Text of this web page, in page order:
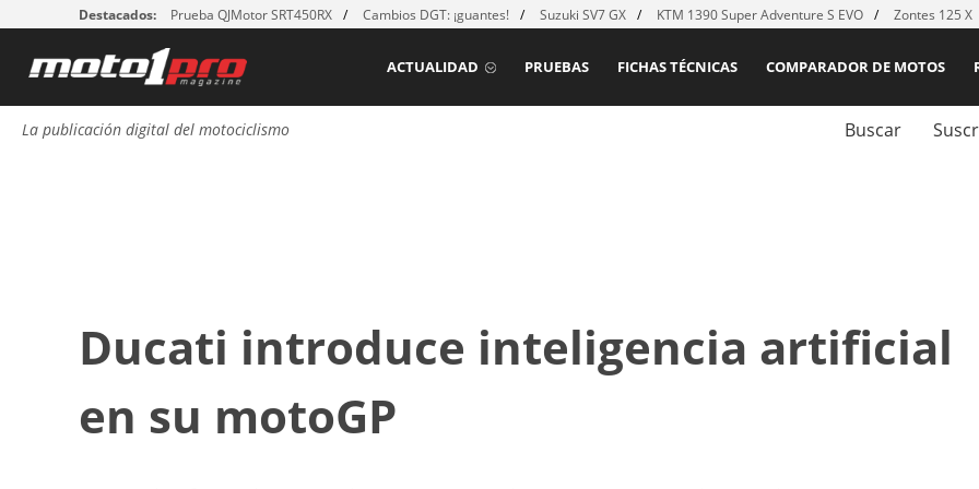
Destacados: Prueba QJMotor SRT450RX Cambios DGT: ¡guantes! Suzuki SV7 GX KTM 1390 Super Adventure S EVO Zontes 125 X
COMPARADOR DE MOTOS
FICHAS TÉCNICAS
PRUEBAS
ACTUALIDAD
La publicación digital del motociclismo Buscar
Ducati introduce inteligencia artificial
en su motoGP